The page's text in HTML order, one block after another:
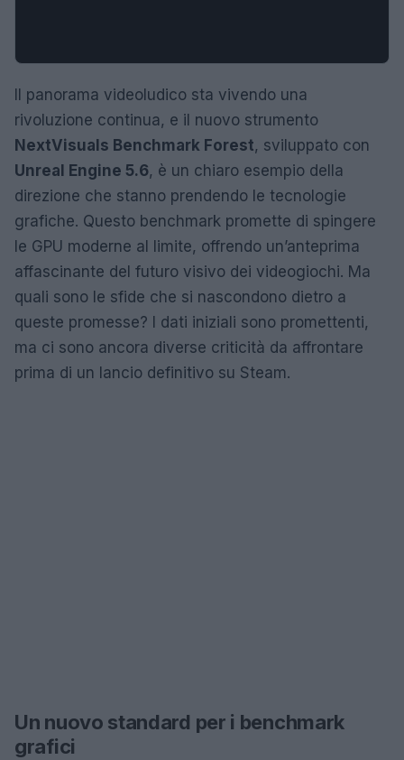
Il panorama videoludico sta vivendo una
rivoluzione continua, e il nuovo strumento
NextVisuals Benchmark Forest, sviluppato con
Unreal Engine 5.6, è un chiaro esempio della
direzione che stanno prendendo le tecnologie
grafiche. Questo benchmark promette di spingere
le GPU moderne al limite, offrendo un’anteprima
affascinante del futuro visivo dei videogiochi. Ma
quali sono le sfide che si nascondono dietro a
queste promesse? I dati iniziali sono promettenti,
ma ci sono ancora diverse criticità da affrontare
prima di un lancio definitivo su Steam.
Un nuovo standard per i benchmark
grafici